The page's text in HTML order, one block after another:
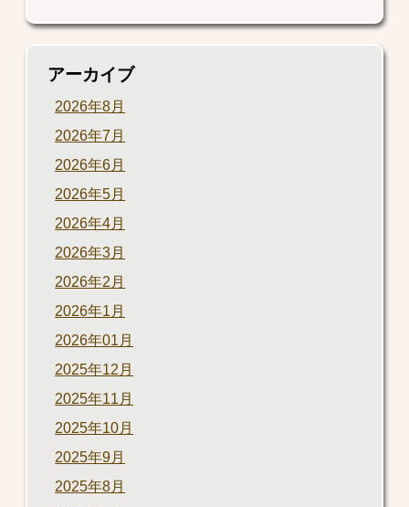
アーカイブ
2026年8月
2026年7月
2026年6月
2026年5月
2026年4月
2026年3月
2026年2月
2026年1月
2026年01月
2025年12月
2025年11月
2025年10月
2025年9月
2025年8月